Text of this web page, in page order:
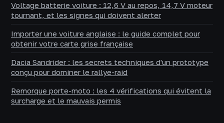
Voltage batterie voiture : 12,6 V au repos, 14,7 V moteur
tournant, et les signes qui doivent alerter
Importer une voiture anglaise : le guide complet pour
obtenir votre carte grise française
Dacia Sandrider : les secrets techniques d'un prototype
conçu pour dominer le rallye-raid
Remorque porte-moto : les 4 vérifications qui évitent la
surcharge et le mauvais permis